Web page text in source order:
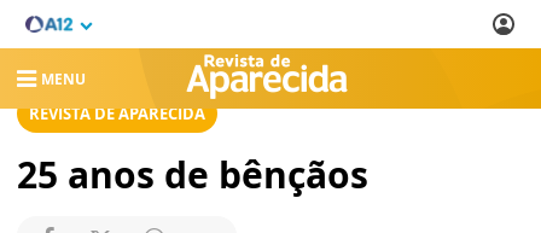
MENU
REVISTA DE APARECIDA
25 anos de bênçãos